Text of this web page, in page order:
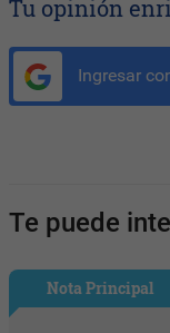
Tu opinión
Ingresar
Te puede
Nota Principal